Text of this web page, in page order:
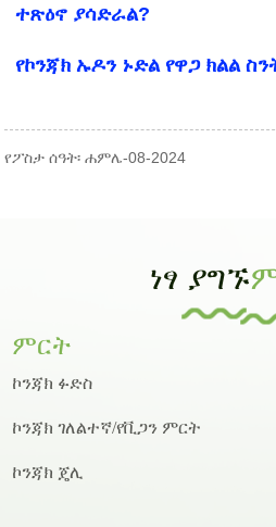
ተጽዕኖ ያሳድራል?
የኮንጃክ ኡዶን ኑድል የዋጋ ክልል
የፖስታ ሰዓት፡ ሐምሌ-08-2024
ነፃ ያግኙ
ምርት
ኮንጃክ ፉድስ
ኮንጃክ ገለልተኛ/የቪጋን ምርት
ኮንጃክ ጄሊ